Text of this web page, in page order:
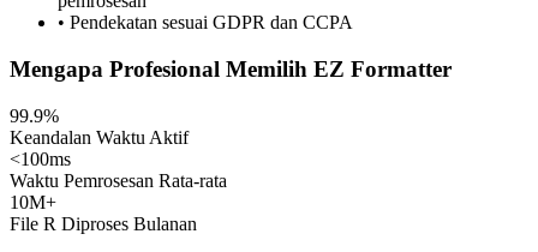
• Pendekatan sesuai GDPR dan CCPA
Mengapa Profesional Memilih EZ Formatter
99.9%
Keandalan Waktu Aktif
<100ms
Waktu Pemrosesan Rata-rata
10M+
File R Diproses Bulanan